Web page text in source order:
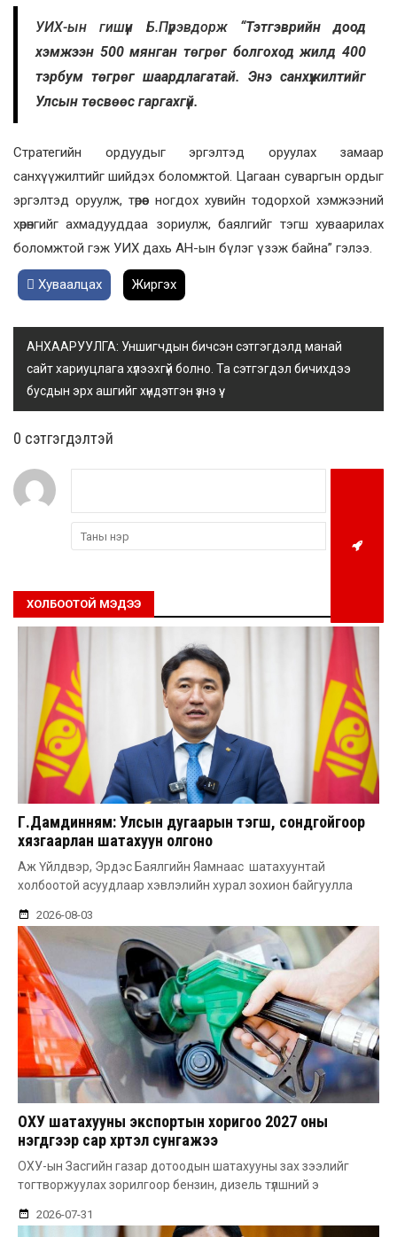
УИХ-ын гишүүн Б.Пүрэвдорж “Тэтгэврийн доод
хэмжээн 500 мянган төгрөг болгоход жилд 400
тэрбум төгрөг шаардлагатай. Энэ санхүүжилтийг
Улсын төсвөөс гаргахгүй.
Стратегийн ордуудыг эргэлтэд оруулах замаар
санхүүжилтийг шийдэх боломжтой. Цагаан суваргын ордыг
эргэлтэд оруулж, төрөөс ногдох хувийн тодорхой хэмжээний
хөрөнгийг ахмадууддаа зориулж, баялгийг тэгш хуваарилах
боломжтой гэж УИХ дахь АН-ын бүлэг үзэж байна” гэлээ.
Хуваалцах Жиргэх
АНХААРУУЛГА: Уншигчдын бичсэн сэтгэгдэлд манай
сайт хариуцлага хүлээхгүй болно. Та сэтгэгдэл бичихдээ
бусдын эрх ашгийг хүндэтгэн үзнэ үү.
0 cэтгэгдэлтэй
ХОЛБООТОЙ МЭДЭЭ
Г.Дамдинням: Улсын дугаарын тэгш, сондгойгоор
хязгаарлан шатахуун олгоно
Аж Үйлдвэр, Эрдэс Баялгийн Яамнаас шатахуунтай
холбоотой асуудлаар хэвлэлийн хурал зохион байгуулла
2026-08-03
ОХУ шатахууны экспортын хоригоо 2027 оны
нэгдүгээр сар хүртэл сунгажээ
ОХУ-ын Засгийн газар дотоодын шатахууны зах зээлийг
тогтворжуулах зорилгоор бензин, дизель түлшний э
2026-07-31